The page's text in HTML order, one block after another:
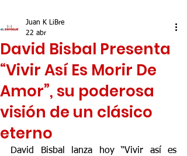
David Bisbal Presenta
“Vivir Así Es Morir De
Amor”, su poderosa
visión de un clásico
eterno
Juan K LiBre
22 abr
David Bisbal lanza hoy “Vivir así es